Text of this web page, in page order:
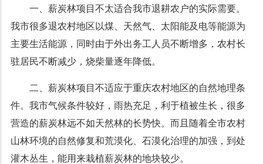
一、薪炭林项目不太适合我市退耕农户的实际需要。
我市很多退农村地区以煤、天然气、太阳能及电等能源为
主要生活能源，同时由于外出务工人员不断增多，农村长
驻居民不断减少，烧柴量逐年降低。
二、薪炭林项目不适应于重庆农村地区的自然地理条
件。我市气候条件较好，雨热充足，利于植被生长，很多
营造的薪炭林远不如天然林的长势快。而且随着全市农村
山林环境的自然修复和荒漠化、石漠化治理的加强，到处
灌木丛生，能用来栽植薪炭林的地块较少。